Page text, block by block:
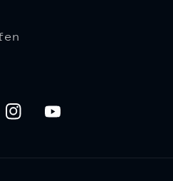
InstagramYouTube